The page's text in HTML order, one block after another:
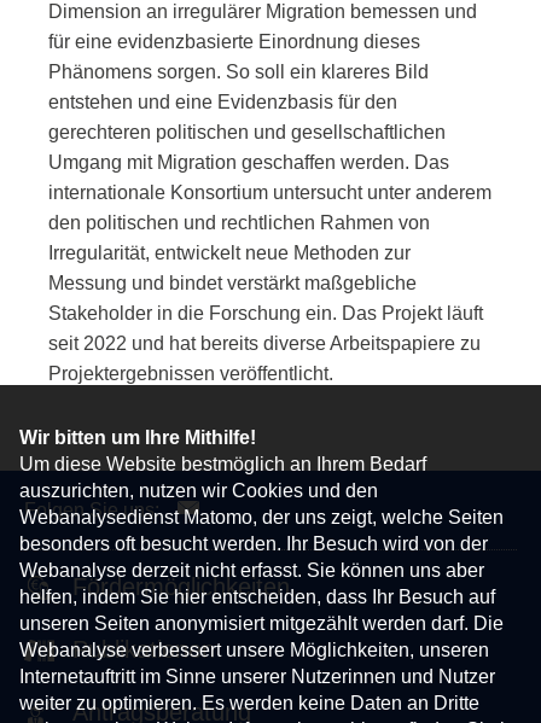
Wir bitten um Ihre Mithilfe!
Um diese Website bestmöglich an Ihrem Bedarf
auszurichten, nutzen wir Cookies und den
Webanalysedienst Matomo, der uns zeigt, welche Seiten
besonders oft besucht werden. Ihr Besuch wird von der
Webanalyse derzeit nicht erfasst. Sie können uns aber
helfen, indem Sie hier entscheiden, dass Ihr Besuch auf
unseren Seiten anonymisiert mitgezählt werden darf. Die
Webanalyse verbessert unsere Möglichkeiten, unseren
Internetauftritt im Sinne unserer Nutzerinnen und Nutzer
weiter zu optimieren. Es werden keine Daten an Dritte
Dimension an irregulärer Migration bemessen und
für eine evidenzbasierte Einordnung dieses
Phänomens sorgen. So soll ein klareres Bild
entstehen und eine Evidenzbasis für den
gerechteren politischen und gesellschaftlichen
Umgang mit Migration geschaffen werden. Das
internationale Konsortium untersucht unter anderem
den politischen und rechtlichen Rahmen von
Irregularität, entwickelt neue Methoden zur
Messung und bindet verstärkt maßgebliche
Stakeholder in die Forschung ein. Das Projekt läuft
seit 2022 und hat bereits diverse Arbeitspapiere zu
Projektergebnissen veröffentlicht.
Folgen Sie uns:
Fördermöglichkeiten
Publikationen
Antragsberatung